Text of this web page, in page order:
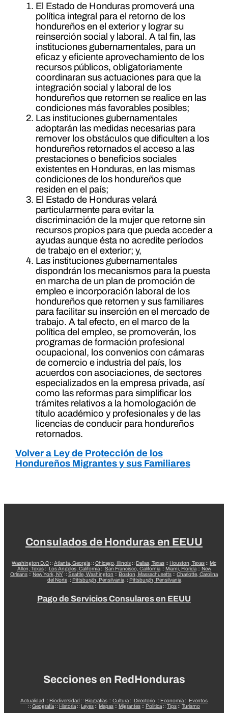
El Estado de Honduras promoverá una
política integral para el retorno de los
hondureños en el exterior y lograr su
reinserción social y laboral. A tal fin, las
instituciones gubernamentales, para un
eficaz y eficiente aprovechamiento de los
recursos públicos, obligatoriamente
coordinaran sus actuaciones para que la
integración social y laboral de los
hondureños que retornen se realice en las
condiciones más favorables posibles;
Las instituciones gubernamentales
adoptarán las medidas necesarias para
remover los obstáculos que dificulten a los
hondureños retornados el acceso a las
prestaciones o beneficios sociales
existentes en Honduras, en las mismas
condiciones de los hondureños que
residen en el país;
El Estado de Honduras velará
particularmente para evitar la
discriminación de la mujer que retorne sin
recursos propios para que pueda acceder a
ayudas aunque ésta no acredite períodos
de trabajo en el exterior; y,
Las instituciones gubernamentales
dispondrán los mecanismos para la puesta
en marcha de un plan de promoción de
empleo e incorporación laboral de los
hondureños que retornen y sus familiares
para facilitar su inserción en el mercado de
trabajo. A tal efecto, en el marco de la
política del empleo, se promoverán, los
programas de formación profesional
ocupacional, los convenios con cámaras
de comercio e industria del país, los
acuerdos con asociaciones, de sectores
especializados en la empresa privada, así
como las reformas para simplificar los
trámites relativos a la homologación de
título académico y profesionales y de las
licencias de conducir para hondureños
retornados.
Volver a Ley de Protección de los
Hondureños Migrantes y sus Familiares
Consulados de Honduras en EEUU
Washington D.C :: Atlanta, Georgia :: Chicago, Illinois :: Dallas, Texas :: Houston, Texas :: Mc
Allen, Texas:: Los Angeles, California:: San Francisco, California:: Miami, Florida:: New
Orleans :: New York, NY :: Seattle, Washington :: Boston, Massachusetts :: Charlotte, Carolina
del Norte:: Pittsburgh, Pensilvania:: Pittsburgh, Pensilvania
Pago de Servicios Consulares en EEUU
Secciones en RedHonduras
Actualidad :: Biodiversidad :: Biografías :: Cultura :: Directorio :: Economía :: Eventos
:: Geografía :: Historia :: Leyes :: Mapas :: Migrantes :: Política :: Tips :: Turismo